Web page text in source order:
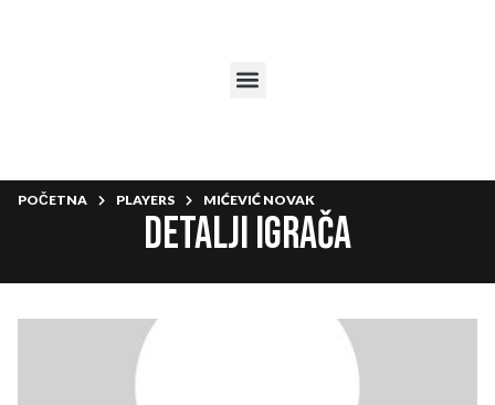
POČETNA PLAYERS MIĆEVIĆ NOVAK
Detalji igrača